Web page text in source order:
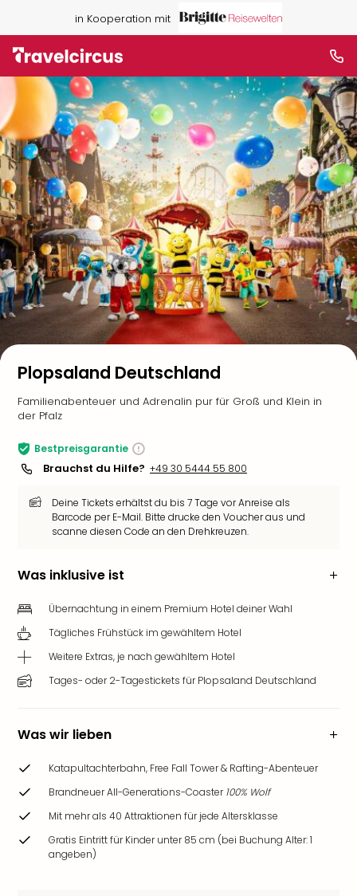
in Kooperation mit
Plopsaland Deutschland
Familienabenteuer und Adrenalin pur für Groß und Klein in
der Pfalz
Bestpreisgarantie
Brauchst du Hilfe? +49 30 5444 55 800
Deine Tickets erhältst du bis 7 Tage vor Anreise als
Barcode per E-Mail. Bitte drucke den Voucher aus und
scanne diesen Code an den Drehkreuzen.
Was inklusive ist
Übernachtung in einem Premium Hotel deiner Wahl
Tägliches Frühstück im gewähltem Hotel
Weitere Extras, je nach gewähltem Hotel
Tages- oder 2-Tagestickets für Plopsaland Deutschland
Was wir lieben
Katapultachterbahn, Free Fall Tower & Rafting-Abenteuer
Brandneuer All-Generations-Coaster100% Wolf
Mit mehr als 40 Attraktionen für jede Altersklasse
Gratis Eintritt für Kinder unter 85 cm (bei Buchung Alter: 1
angeben)